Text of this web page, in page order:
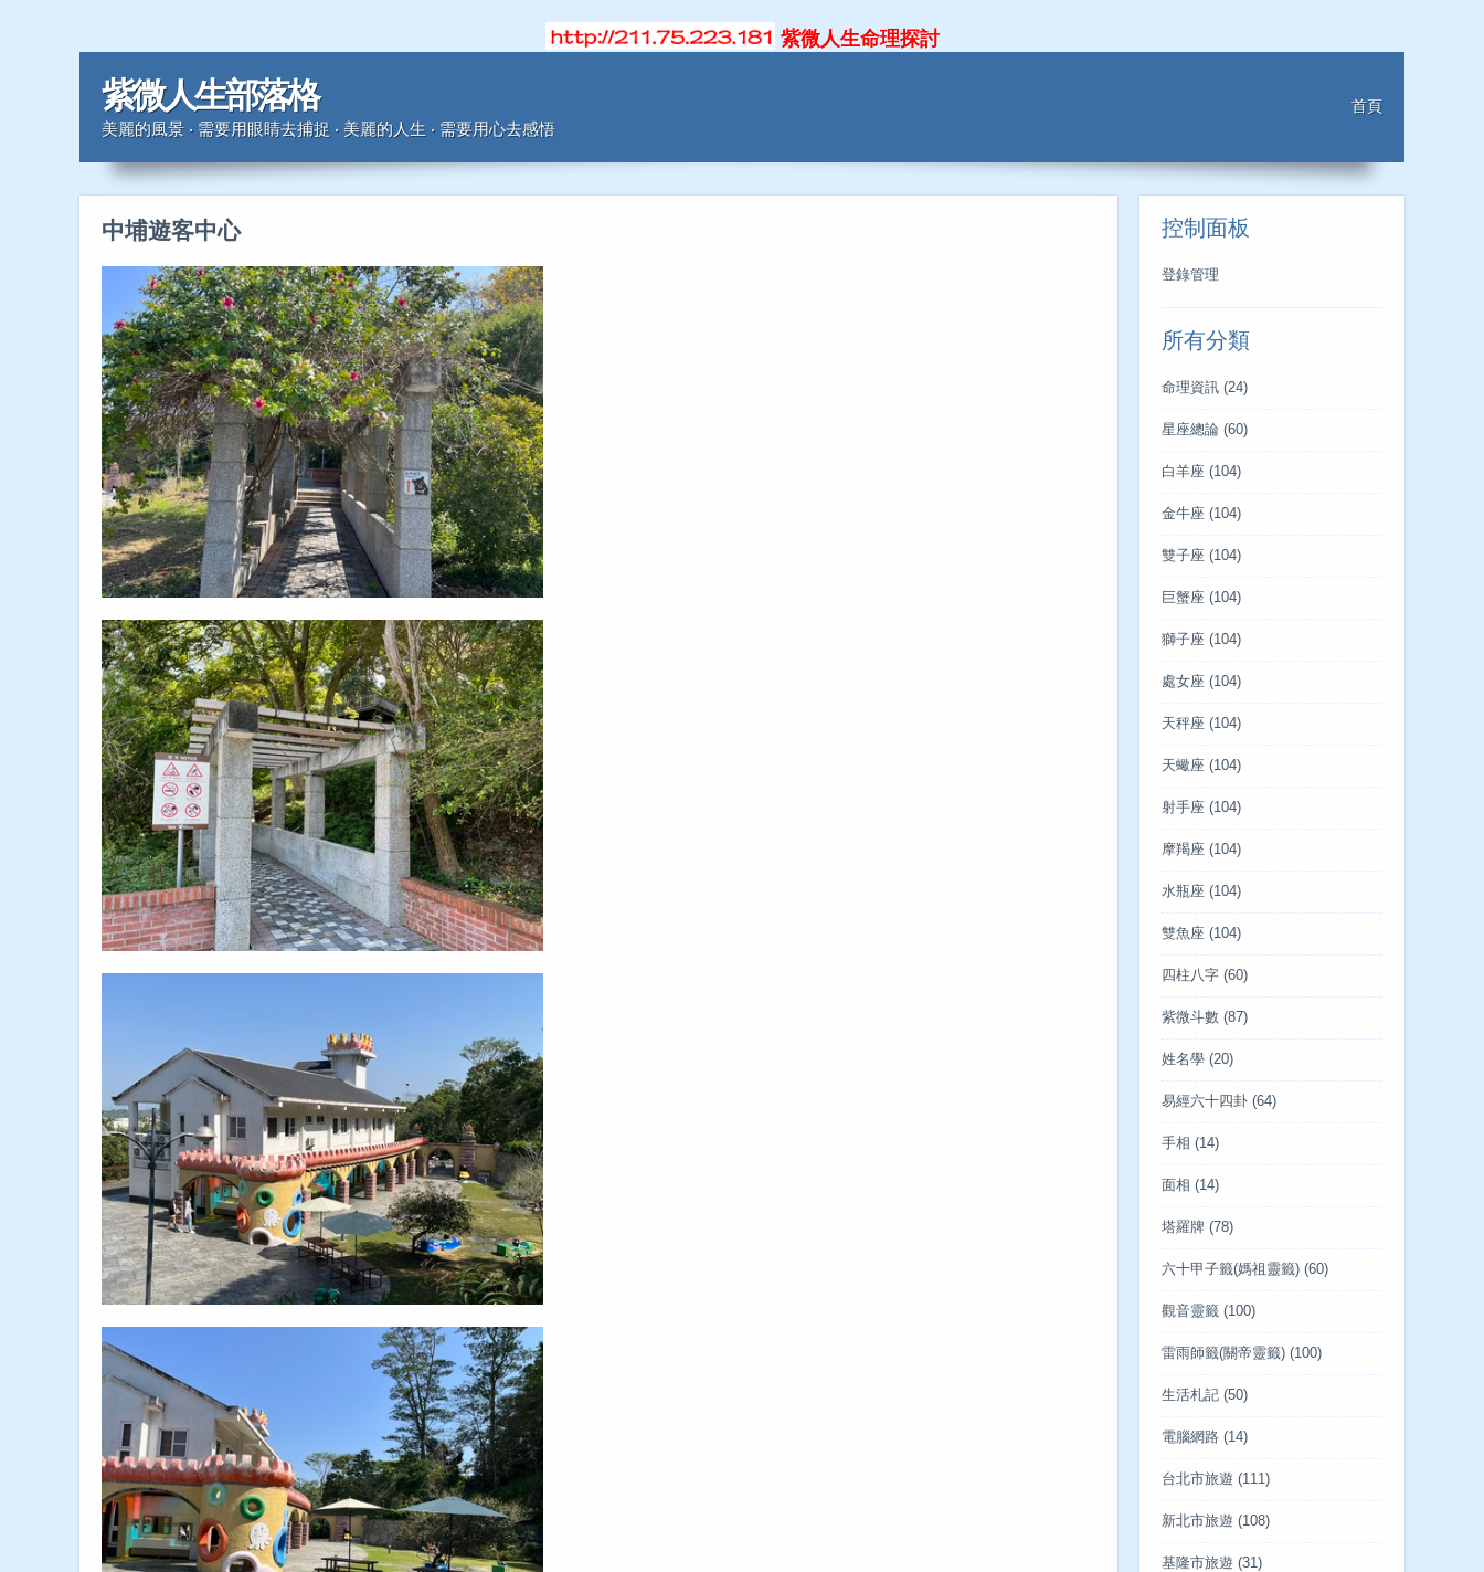
紫微人生命理探討
紫微人生部落格
美麗的風景 ‧ 需要用眼睛去捕捉 ‧ 美麗的人生 ‧ 需要用心去感悟
首頁
中埔遊客中心 控制面板
登錄管理
所有分類
命理資訊 (24)
星座總論 (60)
白羊座 (104)
金牛座 (104)
雙子座 (104)
巨蟹座 (104)
獅子座 (104)
處女座 (104)
天秤座 (104)
天蠍座 (104)
射手座 (104)
摩羯座 (104)
水瓶座 (104)
雙魚座 (104)
四柱八字 (60)
紫微斗數 (87)
姓名學 (20)
易經六十四卦 (64)
手相 (14)
面相 (14)
塔羅牌 (78)
六十甲子籤(媽祖靈籤) (60)
觀音靈籤 (100)
雷雨師籤(關帝靈籤) (100)
生活札記 (50)
電腦網路 (14)
台北市旅遊 (111)
新北市旅遊 (108)
基隆市旅遊 (31)